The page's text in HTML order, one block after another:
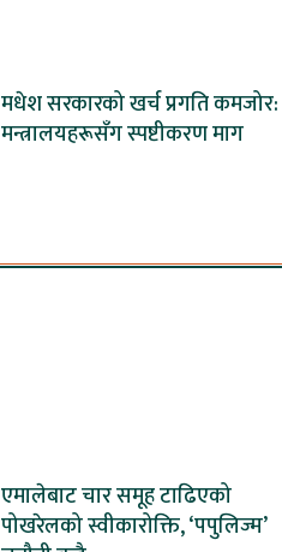
मधेश सरकारको खर्च प्रगति कमजोर:
मन्त्रालयहरूसँग स्पष्टीकरण माग
एमालेबाट चार समूह टाढिएको
पोखरेलको स्वीकारोक्ति, ‘पपुलिज्म’